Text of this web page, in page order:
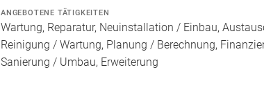
ANGEBOTENE TÄTIGKEITEN
Wartung, Reparatur, Neuinstallation / Einbau,
Reinigung / Wartung, Planung / Berechnung,
Sanierung / Umbau, Erweiterung